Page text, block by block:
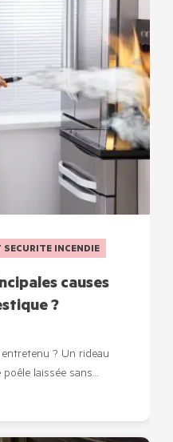
INCENDIE
causes
?
? Un rideau
laissée sans…